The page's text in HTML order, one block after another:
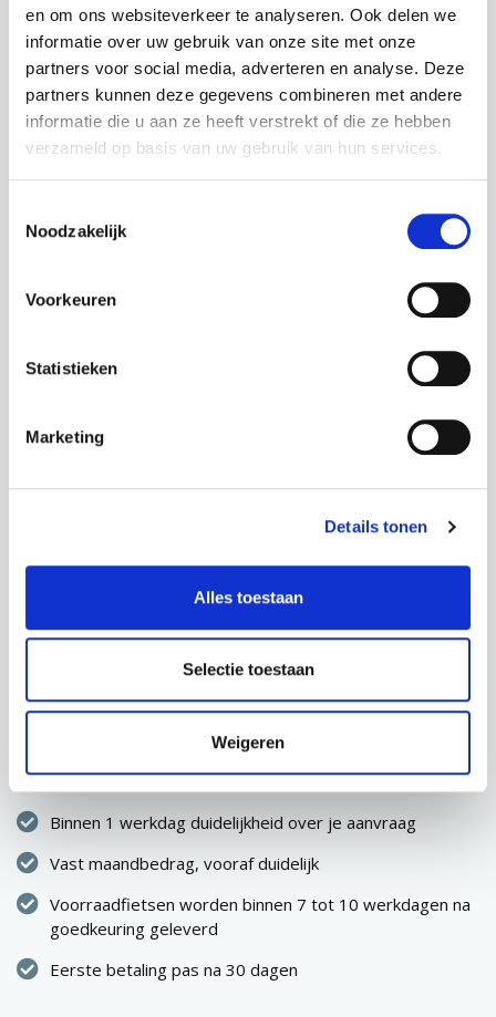
en om ons websiteverkeer te analyseren. Ook delen we
informatie over uw gebruik van onze site met onze
partners voor social media, adverteren en analyse. Deze
partners kunnen deze gegevens combineren met andere
informatie die u aan ze heeft verstrekt of die ze hebben
verzameld op basis van uw gebruik van hun services.
Noodzakelijk
Voorkeuren
Statistieken
Marketing
Details tonen
Alles toestaan
Selectie toestaan
Weigeren
kleur: Milkbrown Glossy
Deze fiets in een andere kleur :
Periode
60 Maanden
Totaal
118,43 € p.m.
CONFIGURATIE OPSLAAN
Direct eigenaar van de fiets
Geen eenmalige hoge uitgave
Binnen 1 werkdag duidelijkheid over je aanvraag
Vast maandbedrag, vooraf duidelijk
Voorraadfietsen worden binnen 7 tot 10 werkdagen na
goedkeuring geleverd
Eerste betaling pas na 30 dagen